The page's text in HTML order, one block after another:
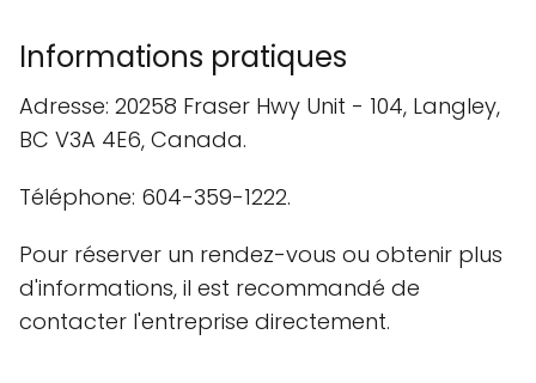
Informations pratiques
Adresse: 20258 Fraser Hwy Unit - 104, Langley,
BC V3A 4E6, Canada.
Téléphone: 604-359-1222.
Pour réserver un rendez-vous ou obtenir plus
d'informations, il est recommandé de
contacter l'entreprise directement.